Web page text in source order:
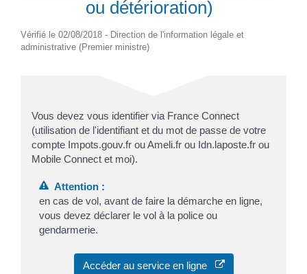
ou détérioration)
Vérifié le 02/08/2018 - Direction de l'information légale et
administrative (Premier ministre)
Vous devez vous identifier via France Connect
(utilisation de l'identifiant et du mot de passe de votre
compte Impots.gouv.fr ou Ameli.fr ou Idn.laposte.fr ou
Mobile Connect et moi).
Attention :
en cas de vol, avant de faire la démarche en ligne,
vous devez déclarer le vol à la police ou
gendarmerie.
Accéder au service en ligne